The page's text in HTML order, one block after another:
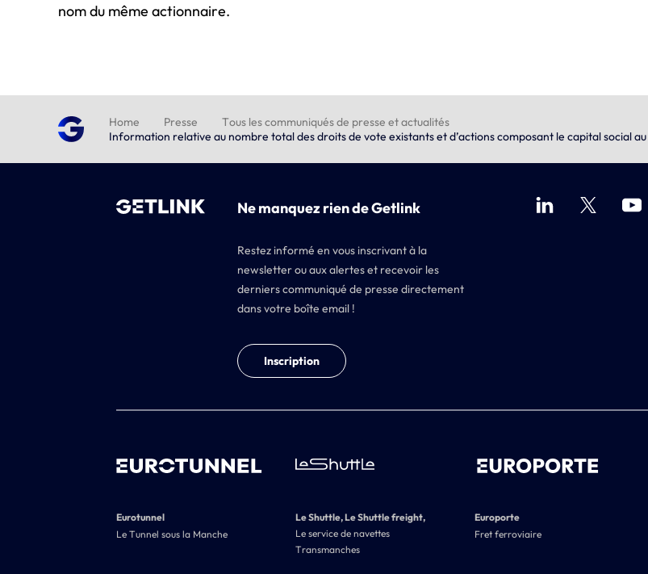
nom du même actionnaire.
Home Presse
Tous les communiqués de presse et actualités
Information relative au nombre total des droits de vote existants et d’actions composant le capital social au
Ne manquez rien de Getlink
Restez informé en vous inscrivant à la
newsletter ou aux alertes et recevoir les
derniers communiqué de presse directement
dans votre boîte email !
Inscription
Eurotunnel
Le Tunnel sous la Manche
Le Shuttle, Le Shuttle freight,
Le service de navettes
Transmanches
Europorte
Fret ferroviaire